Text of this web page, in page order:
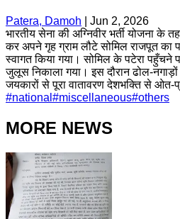
Patera, Damoh
Jun 2, 2026
भारतीय सेना की अग्निवीर भर्ती योजना के
कर अपने गृह ग्राम लौटे सोमिल राजपूत का
स्वागत किया गया। सोमिल के पटेरा पहुँचने
जुलूस निकाला गया। इस दौरान ढोल-
जयकारों से पूरा वातावरण देशभक्ति से ओत-
#national #miscellaneous#others
MORE NEWS